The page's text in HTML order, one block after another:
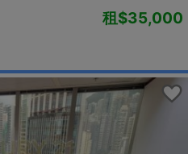
租$35,000